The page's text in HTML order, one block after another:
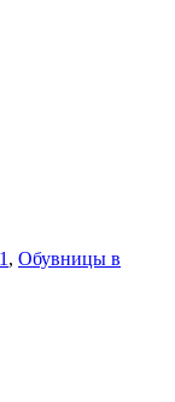
, Обувницы в